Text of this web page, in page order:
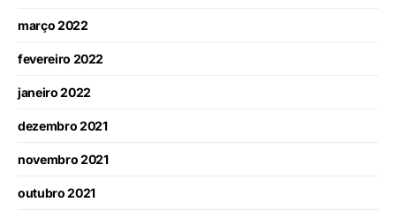
março 2022
fevereiro 2022
janeiro 2022
dezembro 2021
novembro 2021
outubro 2021